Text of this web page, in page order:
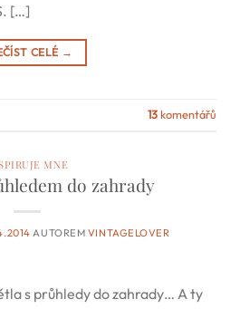
[…]
CELÉ →
13komentářů
MNE
do zahrady
AUTOREM VINTAGELOVER
s průhledy do zahrady… A ty